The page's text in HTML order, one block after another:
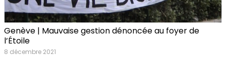
Genève | Mauvaise gestion dénoncée au foyer de
l’Étoile
8 décembre 2021